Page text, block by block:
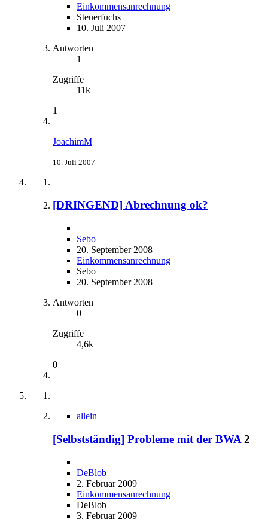
Einkommensanrechnung
Steuerfuchs
10. Juli 2007
Antworten
1
Zugriffe
11k
1
JoachimM
10. Juli 2007
[DRINGEND] Abrechnung ok?
Sebo
20. September 2008
Einkommensanrechnung
Sebo
20. September 2008
Antworten
0
Zugriffe
4,6k
0
allein
[Selbstständig] Probleme mit der BWA 2
DeBlob
2. Februar 2009
Einkommensanrechnung
DeBlob
3. Februar 2009